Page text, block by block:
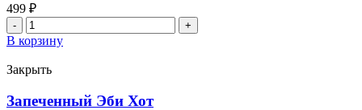
499 ₽
Количество
товара
Запеченный
Аляска
В корзину
Закрыть
Запеченный Эби Хот